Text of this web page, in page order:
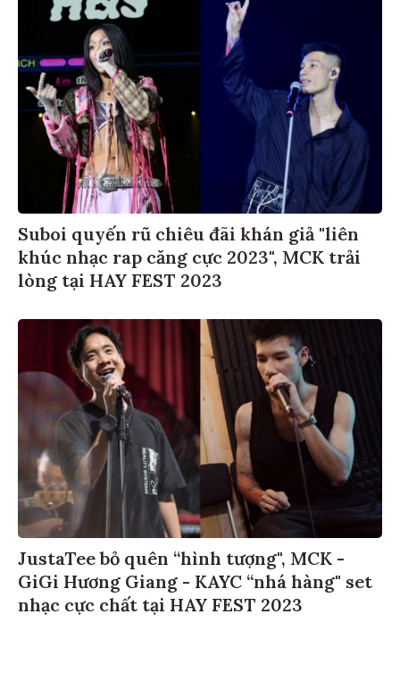
Suboi quyến rũ chiêu đãi khán giả "liên
khúc nhạc rap căng cực 2023", MCK trải
lòng tại HAY FEST 2023
JustaTee bỏ quên “hình tượng", MCK -
GiGi Hương Giang - KAYC “nhá hàng" set
nhạc cực chất tại HAY FEST 2023